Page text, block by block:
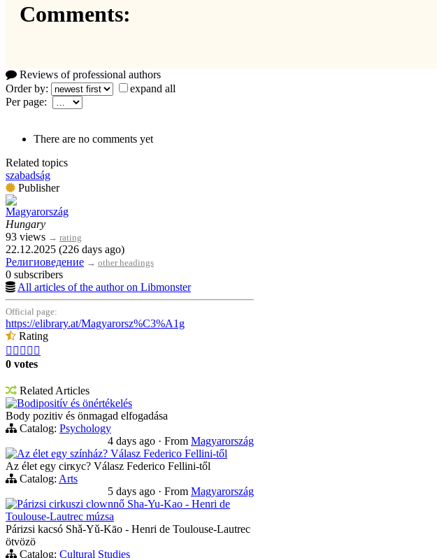
Comments:
Reviews of professional authors
Order by:
expand all
Per page:
There are no comments yet
Related topics
szabadság
Publisher
Magyarország
Hungary
93 views → rating
22.12.2025 (226 days ago)
Религиоведение → other headings
0 subscribers
All articles of the author on Libmonster
Official page:
https://elibrary.at/Magyarorsz%C3%A1g
Rating
    
0 votes
Related Articles
Bodipositív és önértékelés
Body pozitiv és önmagad elfogadása
Catalog: Psychology
4 days ago · From Magyarország
Az élet egy színház? Válasz Federico Fellini-től
Az élet egy cirкус? Válasz Federico Fellini-től
Catalog: Arts
5 days ago · From Magyarország
Párizsi cirkuszi clownnő Sha-Yu-Kao - Henri de
Toulouse-Lautrec múzsa
Párizsi kacsó Shǎ-Yǔ-Kāo - Henri de Toulouse-Lautrec
ötvözö
Catalog: Cultural Studies